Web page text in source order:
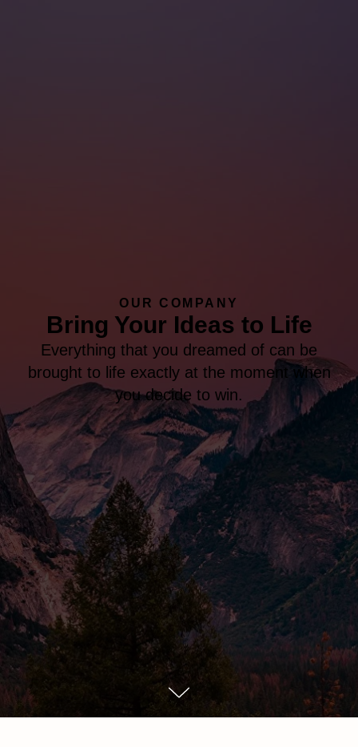
OUR COMPANY
Bring Your Ideas to Life
Everything that you dreamed of can be
brought to life exactly at the moment when
you decide to win.